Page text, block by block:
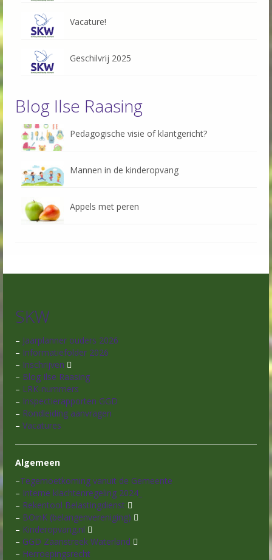
Vacature!
Geschilvrij 2025
Blog Ilse Raasing
Pedagogische visie of klantgericht?
Mannen in de kinderopvang
Appels met peren
SKW
– Jaarplanner ouders 2026
– Informatiefolder 2026
– Inschrijven
– Blog Ilse Raasing
– LRK-nummers
– Inspectierapporten GGD
– Rondleiding aanvragen
– Vacatures
Algemeen
–Tegemoetkoming vanuit de Gemeente
– Interne klachtenregeling 2024_
– Rekentool Belastingdienst
– BOinK (belangenvereniging)
– Kinderopvang.nl
– GGD Zaanstreek Waterland
– Herroepingsrecht